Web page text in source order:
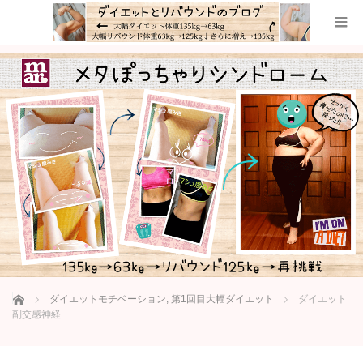
ホーム ダイエットモチベーション, 第1回目大幅ダイエット
ダイエット
副交感神経